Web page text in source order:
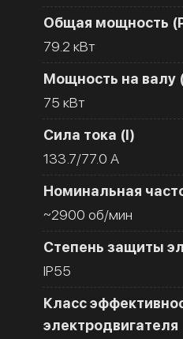
Общая мощность
79.2 кВт
Мощность на валу
75 кВт
Сила тока (I)
133.7/77.0 A
Номинальная
~2900 об/мин
Степень защиты
IP55
Класс
электродвигателя